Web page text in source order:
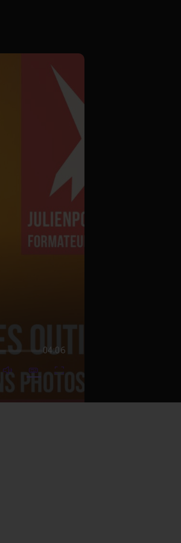
04:06
mute video
SubtitlesFullscreen